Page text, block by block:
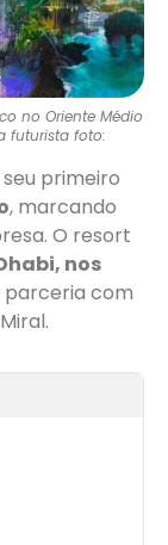
no Oriente Médio
futurista foto:
primeiro
, marcando
O resort
nos
parceria com